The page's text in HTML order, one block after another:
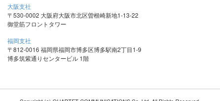
大阪支社
〒530-0002 大阪府大阪市北区曽根崎新地1-13-22
御堂筋フロントタワー
福岡支社
〒812-0016 福岡県福岡市博多区博多駅南2丁目1-9
博多筑紫通りセンタービル 1階